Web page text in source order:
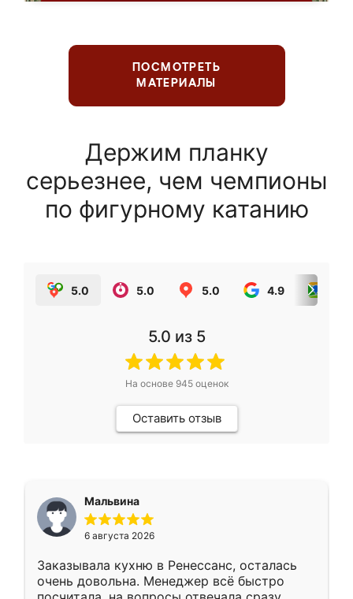
ПОСМОТРЕТЬ
МАТЕРИАЛЫ
Держим планку
серьезнее, чем чемпионы
по фигурному катанию
5.0 5.0 5.0 4.9
5.0 из 5
На основе 945оценок
Оставить отзыв
Мальвина
6 августа 2026
Заказывала кухню в Ренессанс, осталась
очень довольна. Менеджер всё быстро